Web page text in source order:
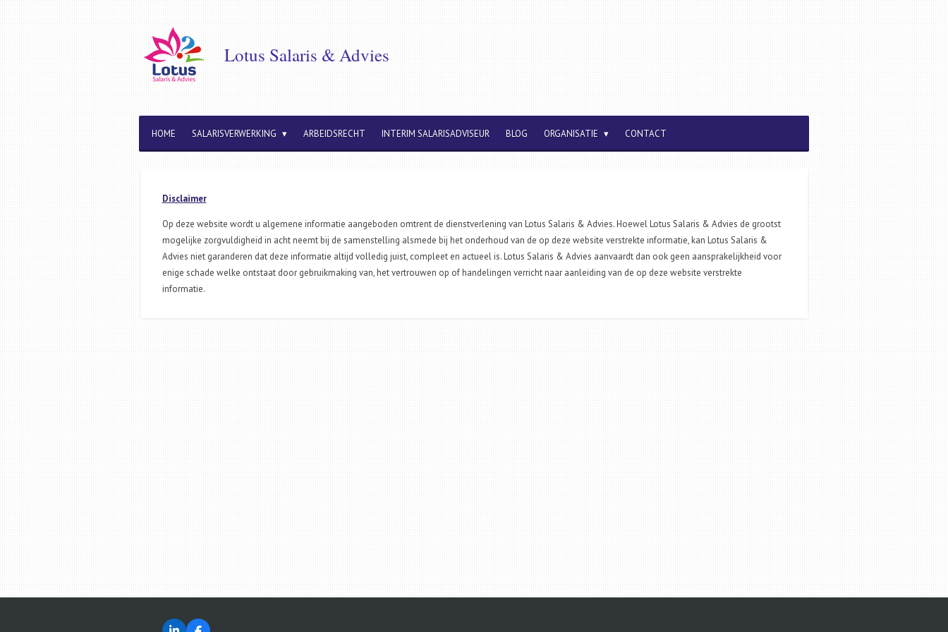
Ga
direct
naar
de
hoofdinhoud
Lotus Salaris & Advies
HOME SALARISVERWERKING ARBEIDSRECHT INTERIM SALARISADVISEUR BLOG ORGANISATIE CONTACT
Disclaimer
Op deze website wordt u algemene informatie aangeboden omtrent de dienstverlening van Lotus Salaris & Advies. Hoewel Lotus Salaris & Advies de grootst
mogelijke zorgvuldigheid in acht neemt bij de samenstelling alsmede bij het onderhoud van de op deze website verstrekte informatie, kan Lotus Salaris &
Advies niet garanderen dat deze informatie altijd volledig juist, compleet en actueel is. Lotus Salaris & Advies aanvaardt dan ook geen aansprakelijkheid voor
enige schade welke ontstaat door gebruikmaking van, het vertrouwen op of handelingen verricht naar aanleiding van de op deze website verstrekte
informatie.